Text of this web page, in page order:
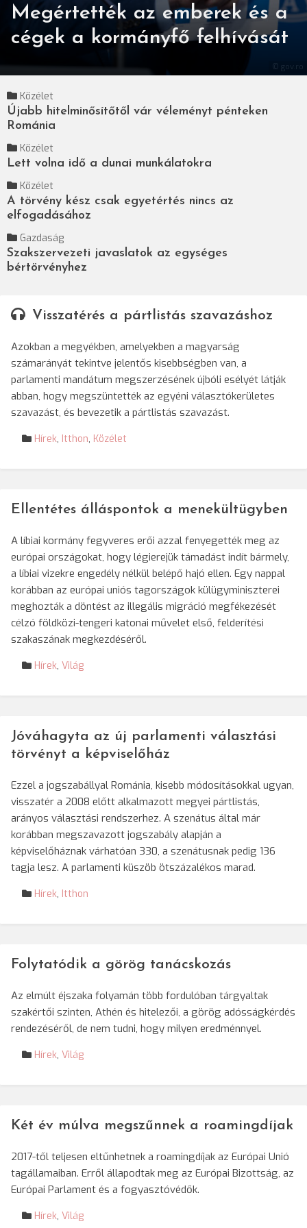
Megértették az emberek és a
cégek a kormányfő felhívását
© gov.ro
Közélet
Újabb hitelminősítőtől vár véleményt pénteken
Románia
Közélet
Lett volna idő a dunai munkálatokra
Közélet
A törvény kész csak egyetértés nincs az
elfogadásához
Gazdaság
Szakszervezeti javaslatok az egységes
bértörvényhez
Visszatérés a pártlistás szavazáshoz
Azokban a megyékben, amelyekben a magyarság
számarányát tekintve jelentős kisebbségben van, a
parlamenti mandátum megszerzésének újbóli esélyét látják
abban, hogy megszüntették az egyéni választókerületes
szavazást, és bevezetik a pártlistás szavazást.
Hírek, Itthon, Közélet
Ellentétes álláspontok a menekültügyben
A líbiai kormány fegyveres erői azzal fenyegették meg az
európai országokat, hogy légierejük támadást indít bármely,
a líbiai vizekre engedély nélkül belépő hajó ellen. Egy nappal
korábban az európai uniós tagországok külügyminiszterei
meghozták a döntést az illegális migráció megfékezését
célzó földközi-tengeri katonai művelet első, felderítési
szakaszának megkezdéséről.
Hírek, Világ
Jóváhagyta az új parlamenti választási
törvényt a képviselőház
Ezzel a jogszabállyal Románia, kisebb módosításokkal ugyan,
visszatér a 2008 előtt alkalmazott megyei pártlistás,
arányos választási rendszerhez. A szenátus által már
korábban megszavazott jogszabály alapján a
képviselőháznak várhatóan 330, a szenátusnak pedig 136
tagja lesz. A parlamenti küszöb ötszázalékos marad.
Hírek, Itthon
Folytatódik a görög tanácskozás
Az elmúlt éjszaka folyamán több fordulóban tárgyaltak
szakértői szinten, Athén és hitelezői, a görög adósságkérdés
rendezéséről, de nem tudni, hogy milyen eredménnyel.
Hírek, Világ
Két év múlva megszűnnek a roamingdíjak
2017-től teljesen eltűnhetnek a roamingdíjak az Európai Unió
tagállamaiban. Erről állapodtak meg az Európai Bizottság, az
Európai Parlament és a fogyasztóvédők.
Hírek, Világ